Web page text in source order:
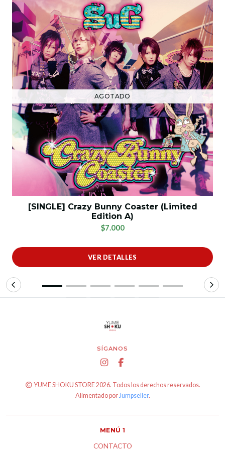
AGOTADO
[SINGLE] Crazy Bunny Coaster (Limited
Edition A)
$7.000
VER DETALLES
SÍGANOS
YUME SHOKU STORE 2026. Todos los derechos reservados.
Alimentado por Jumpseller.
MENÚ 1
CONTACTO